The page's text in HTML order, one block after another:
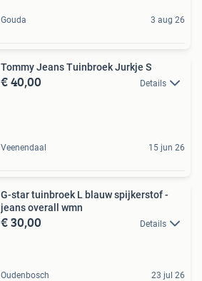
Gouda 3 aug 26
Tommy Jeans Tuinbroek Jurkje S
€ 40,00 Details
Veenendaal 15 jun 26
G-star tuinbroek L blauw spijkerstof -
jeans overall wmn
€ 30,00 Details
Oudenbosch 23 jul 26